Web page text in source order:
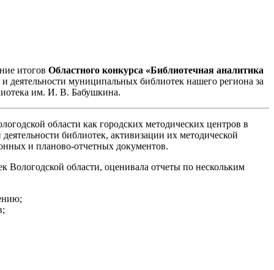
итогов Областного конкурса «Библиотечная аналитика
деятельности муниципальных библиотек нашего региона за
им. И. В. Бабушкина.
области как городских методических центров в
библиотек, активизации их методической
и планово-отчетных документов.
Вологодской области, оценивала отчеты по нескольким